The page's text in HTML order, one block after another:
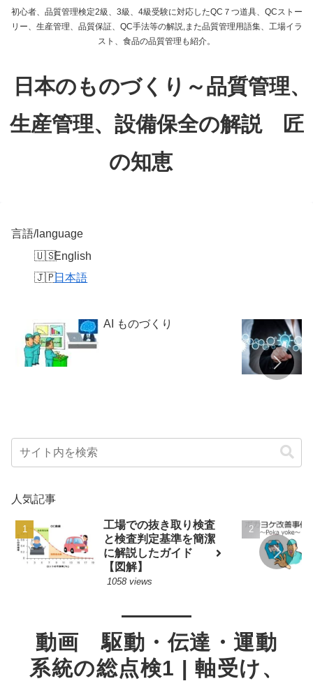
初心者、品質管理検定2級、3級、4級受験に対応したQC７つ道具、QCストー
リー、生産管理、品質保証、QC手法等の解説,また品質管理用語集、工場イラ
スト、食品の品質管理も紹介。
日本のものづくり～品質管理、
生産管理、設備保全の解説 匠
の知恵
言語/language
English
日本語
AI ものづくり
人気記事
工場での抜き取り検査
と検査判定基準を簡潔
に解説したガイド
【図解】
1058 views
動画 駆動・伝達・運動
系統の総点検1 | 軸受け、